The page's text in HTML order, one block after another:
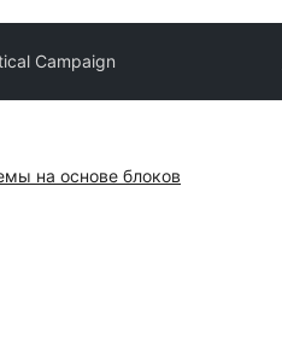
Campaign
на основе блоков